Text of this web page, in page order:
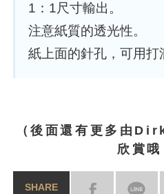
1：1尺寸輸出。
注意紙質的透光性。
紙上面的針孔，可用打
（後面還有更多由
欣賞哦
SHARE